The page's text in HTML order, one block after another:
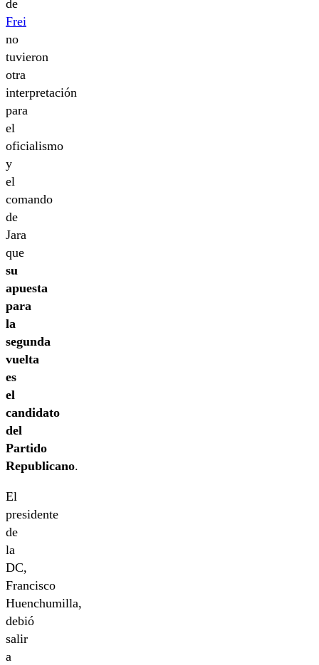
de
Frei
no
tuvieron
otra
interpretación
para
el
oficialismo
y
el
comando
de
Jara
que
su
apuesta
para
la
segunda
vuelta
es
el
candidato
del
Partido
Republicano.
El
presidente
de
la
DC,
Francisco
Huenchumilla,
debió
salir
a